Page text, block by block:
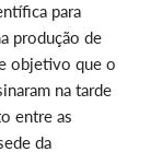
para
produção de
objetivo que o
na tarde
entre as
da